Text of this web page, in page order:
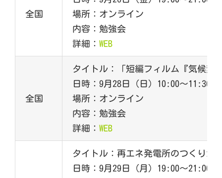
全国
場所：オンライン
内容：勉強会
詳細： WEB
全国
タイトル：「短編フィルム『気候変
日時：9月28日（日）10:00～11:30
場所：オンライン
内容：勉強会
詳細： WEB
タイトル：再エネ発電所のつくりか
日時：9月29日（月）19:00～21:00